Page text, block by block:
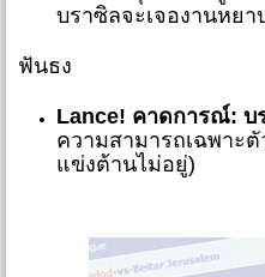
บราซิลจะเจองานหย
ฟันธง
Lance! คาดการณ์: บ
ความสามารถเฉพาะ
แข่งต้านไม่อยู่)